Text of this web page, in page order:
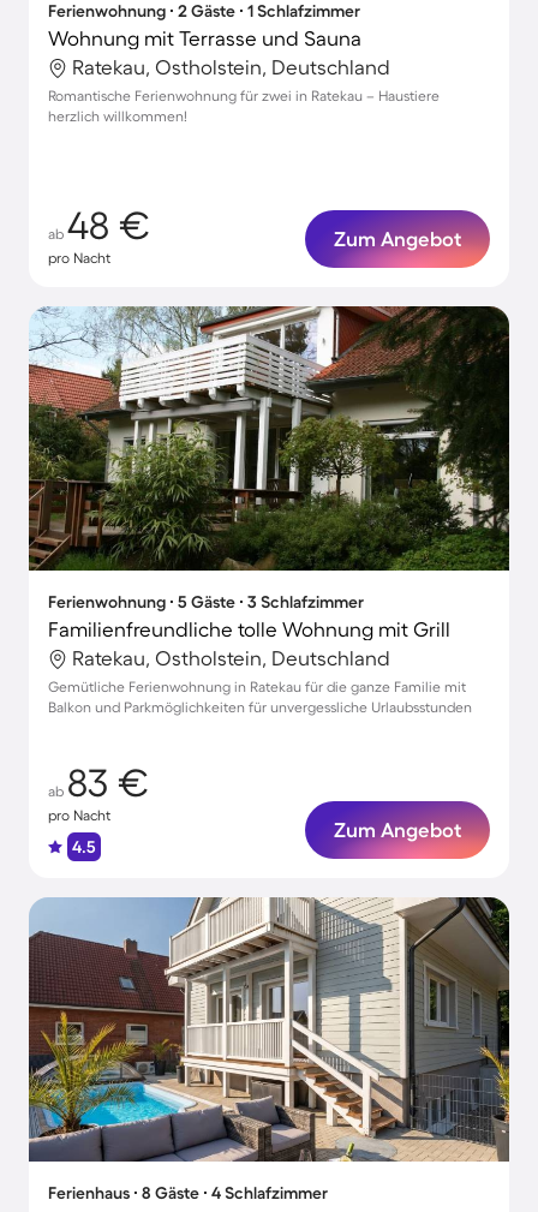
Ferienwohnung ∙ 2 Gäste ∙ 1 Schlafzimmer
Wohnung mit Terrasse und Sauna
Ratekau, Ostholstein, Deutschland
Romantische Ferienwohnung für zwei in Ratekau – Haustiere
herzlich willkommen!
ab 48 €
pro Nacht
Zum Angebot
Ferienwohnung ∙ 5 Gäste ∙ 3 Schlafzimmer
Familienfreundliche tolle Wohnung mit Grill
Ratekau, Ostholstein, Deutschland
Gemütliche Ferienwohnung in Ratekau für die ganze Familie mit
Balkon und Parkmöglichkeiten für unvergessliche Urlaubsstunden
ab 83 €
pro Nacht
4.5
Zum Angebot
Ferienhaus ∙ 8 Gäste ∙ 4 Schlafzimmer